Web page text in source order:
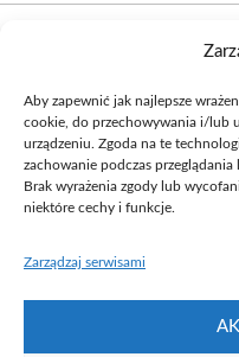
Aby zapewnić jak najlepsze
cookie, do przechowywania i/lub
urządzeniu. Zgoda na te
zachowanie podczas
Brak wyrażenia zgody lub
niektóre cechy i funkcje.
Zarządzaj serwisami